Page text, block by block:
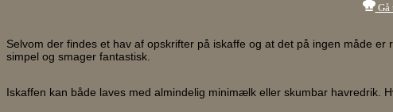
Gå
Selvom der findes et hav af opskrifter på iskaffe og at det på ingen måde
simpel og smager fantastisk.
Iskaffen kan både laves med almindelig minimælk eller skumbar